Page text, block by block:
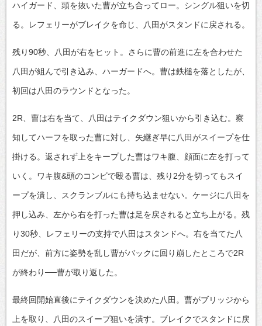
ハイガード、頭を抜いた曹が立ち合ってロー。シングル狙いを切
る。レフェリーがブレイクを命じ、八田がスタンドに戻される。
残り90秒、八田が右をヒット。さらに曹の前進に左を合わせた
八田が組んで引き込み、ハーガードへ。曹は鉄槌を落としたが、
初回は八田のラウンドとなった。
2R、曹は右を当て、八田はテイクダウン狙いから引き込む。察
知してハーフを取った曹に対し、矢継ぎ早に八田がスイープを仕
掛ける。返されず上をキープした曹はワキ腹、顔面に左を打って
いく。ワキ腹&頭のコンビで殴る曹は、残り2分を切ってもスイ
ープを潰し、スクランブルにも持ち込ませない。ケージに八田を
押し込み、左から右を打った曹は足を戻されると立ち上がる。残
り30秒、レフェリーの支持で八田はスタンドへ。右を当てた八
田だが、前方に姿勢を乱し曹がバックに回り崩したところで2R
が終わり──曹が取り返した。
最終回開始直後にテイクダウンを決めた八田。曹がブリッジから
上を取り、八田のスイープ狙いを潰す。ブレイクでスタンドに戻